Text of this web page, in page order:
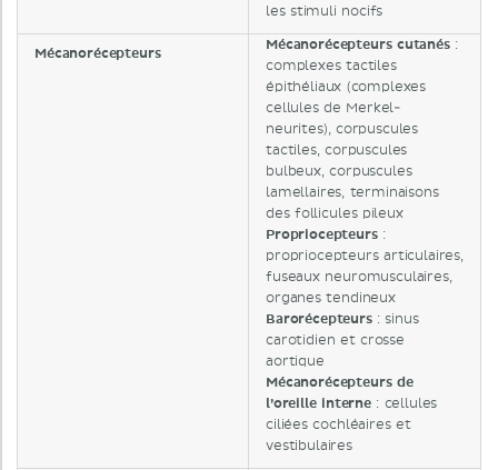
les stimuli nocifs
Mécanorécepteurs
Mécanorécepteurs cutanés:
complexes tactiles
épithéliaux (complexes
cellules de Merkel-
neurites), corpuscules
tactiles, corpuscules
bulbeux, corpuscules
lamellaires, terminaisons
des follicules pileux
Propriocepteurs:
propriocepteurs articulaires,
fuseaux neuromusculaires,
organes tendineux
Barorécepteurs: sinus
carotidien et crosse
aortique
Mécanorécepteurs de
l’oreille interne: cellules
ciliées cochléaires et
vestibulaires